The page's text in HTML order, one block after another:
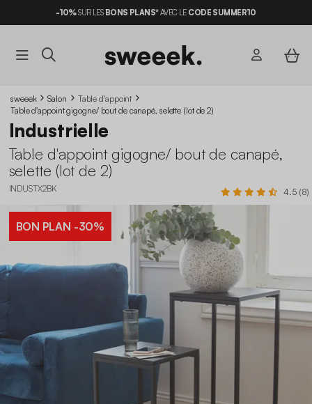
-10%SUR LES BONS PLANS*AVEC LE CODE SUMMER10
sweeek Salon
Table d'appoint
Table d'appoint gigogne/ bout de canapé, selette (lot de 2)
Industrielle
Table d'appoint gigogne/ bout de canapé,
selette (lot de 2)
INDUSTX2BK 4.5 (8)
BON PLAN -30%